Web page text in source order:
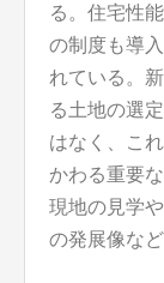
る。住宅性
の制度も導
れている。
る土地の選
はなく、こ
かわる重要
現地の見学
の発展像な